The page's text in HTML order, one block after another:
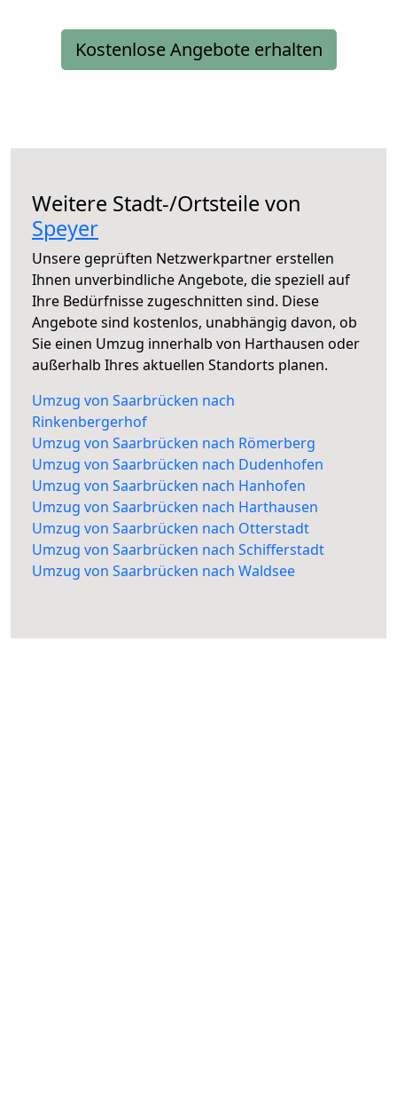
Kostenlose Angebote erhalten
Weitere Stadt-/Ortsteile von
Speyer
Unsere geprüften Netzwerkpartner erstellen
Ihnen unverbindliche Angebote, die speziell auf
Ihre Bedürfnisse zugeschnitten sind. Diese
Angebote sind kostenlos, unabhängig davon, ob
Sie einen Umzug innerhalb von Harthausen oder
außerhalb Ihres aktuellen Standorts planen.
Umzug von Saarbrücken nach
Rinkenbergerhof
Umzug von Saarbrücken nach Römerberg
Umzug von Saarbrücken nach Dudenhofen
Umzug von Saarbrücken nach Hanhofen
Umzug von Saarbrücken nach Harthausen
Umzug von Saarbrücken nach Otterstadt
Umzug von Saarbrücken nach Schifferstadt
Umzug von Saarbrücken nach Waldsee